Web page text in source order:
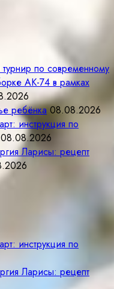
по современному
АК-74 в рамках
ребёнка 08.08.2026
инструкция по
08.08.2026
Ларисы: рецепт
инструкция по
Ларисы: рецепт